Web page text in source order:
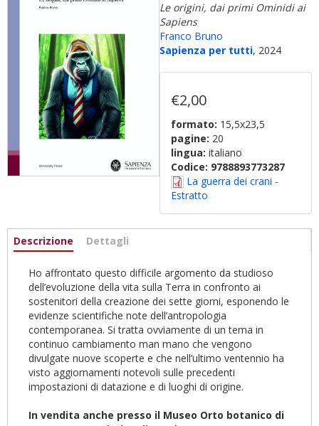
Le origini, dai primi Ominidi ai
Sapiens
Franco Bruno
Sapienza per tutti, 2024
€2,00
formato: 15,5x23,5
pagine: 20
lingua: italiano
Codice: 9788893773287
La guerra dei crani -
Estratto
Informazioni
Descrizione (scheda
Dettagli
Ho affrontato questo difficile argomento da studioso
dell’evoluzione della vita sulla Terra in confronto ai
sostenitori della creazione dei sette giorni, esponendo le
evidenze scientifiche note dell’antropologia
contemporanea. Si tratta ovviamente di un tema in
continuo cambiamento man mano che vengono
divulgate nuove scoperte e che nell’ultimo ventennio ha
visto aggiornamenti notevoli sulle precedenti
impostazioni di datazione e di luoghi di origine.
In vendita anche presso il Museo Orto botanico di